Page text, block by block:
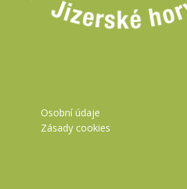
Osobní údaje
Zásady cookies